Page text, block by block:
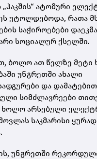
პაკშის“ ატომური
უტოლდებოდა, რათა
საჭიროებები
სოციალურ ქსელში.
ბოლო ათ წელზე მეტი
უნგრეთში ახალი
და
სიმძლავრეები
ხოლო არსებული
საკმარისი
უნგრეთში